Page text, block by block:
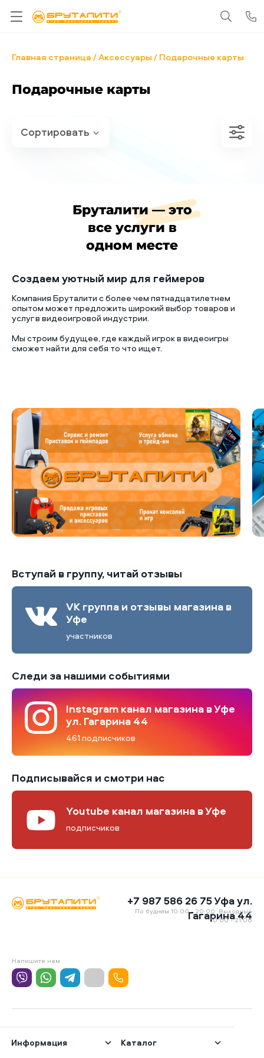
Главная страница Аксессуары Подарочные карты
Подарочные карты
Бруталити — это
все услуги в
одном месте
Создаем уютный мир для геймеров
Компания Бруталити с более чем пятнадцатилетнем
опытом может предложить широкий выбор товаров и
услуг в видеоигровой индустрии.
Мы строим будущее, где каждый игрок в видеоигры
сможет найти для себя то что ищет.
Вступай в группу, читай отзывы
VK группа и отзывы магазина в
Уфе
участников
Следи за нашими событиями
Instagram канал магазина в Уфе
ул. Гагарина 44
461 подписчиков
Подписывайся и смотри нас
Youtube канал магазина в Уфе
подписчиков
Информация Каталог
+7 987 586 26 75 Уфа ул.
Гагарина 44
По будням 10:00 - 20:00, Выходные
10:00 - 21:00
Напишите нам